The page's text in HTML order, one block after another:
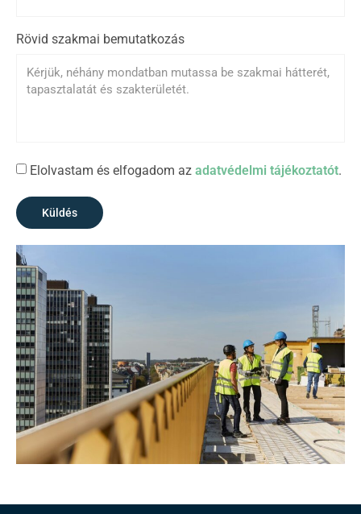
Rövid szakmai bemutatkozás
Elolvastam és elfogadom az adatvédelmi tájékoztatót.
Küldés